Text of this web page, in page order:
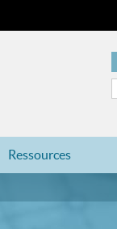
Ressources